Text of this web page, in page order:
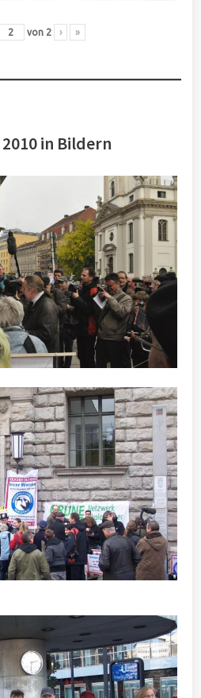
von 2 › »
2010 in Bildern